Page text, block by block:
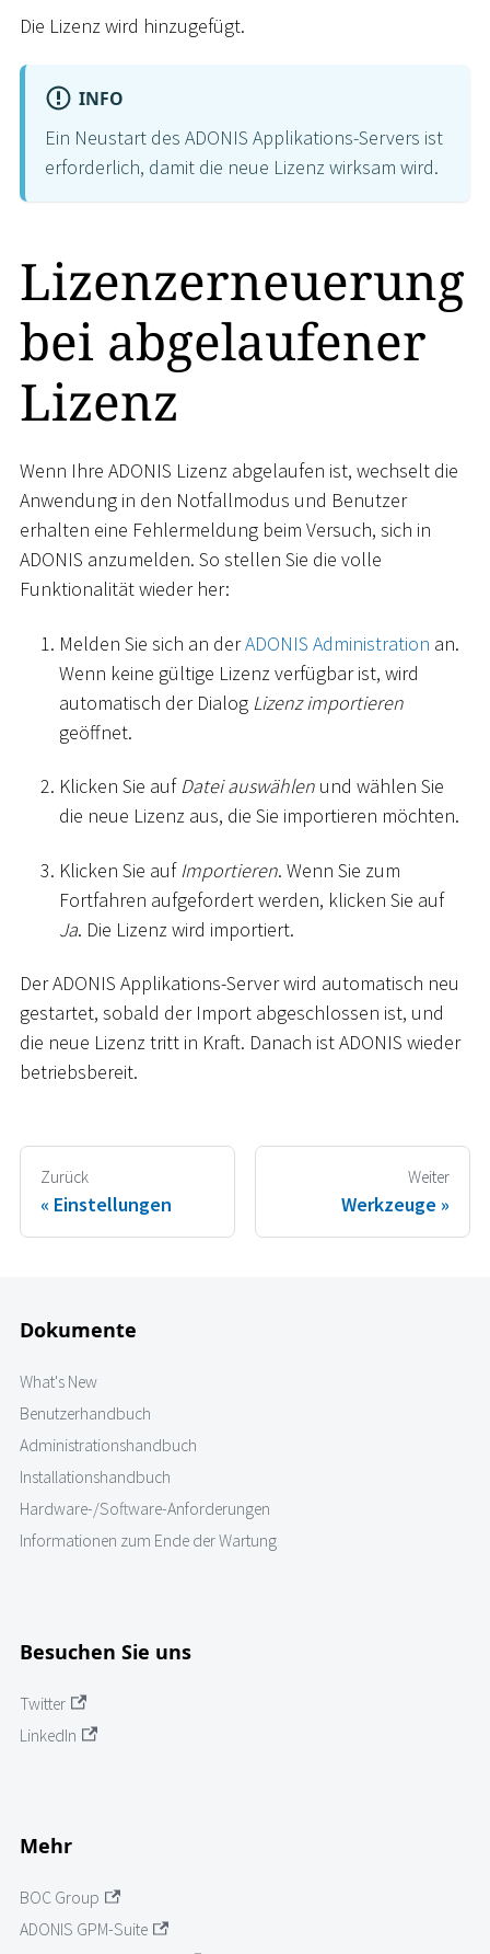
Die Lizenz wird hinzugefügt.
INFO
Ein Neustart des ADONIS Applikations-Servers ist
erforderlich, damit die neue Lizenz wirksam wird.
Lizenzerneuerung
bei abgelaufener
Lizenz
Wenn Ihre ADONIS Lizenz abgelaufen ist, wechselt die
Anwendung in den Notfallmodus und Benutzer
erhalten eine Fehlermeldung beim Versuch, sich in
ADONIS anzumelden. So stellen Sie die volle
Funktionalität wieder her:
Melden Sie sich an derADONIS Administration an.
Wenn keine gültige Lizenz verfügbar ist, wird
automatisch der Dialog Lizenz importieren
geöffnet.
Klicken Sie aufDatei auswählen und wählen Sie
die neue Lizenz aus, die Sie importieren möchten.
Klicken Sie auf Importieren. Wenn Sie zum
Fortfahren aufgefordert werden, klicken Sie auf
Ja. Die Lizenz wird importiert.
Der ADONIS Applikations-Server wird automatisch neu
gestartet, sobald der Import abgeschlossen ist, und
die neue Lizenz tritt in Kraft. Danach ist ADONIS wieder
betriebsbereit.
Zurück
Einstellungen
Weiter
Werkzeuge
Dokumente
What's New
Benutzerhandbuch
Administrationshandbuch
Installationshandbuch
Hardware-/Software-Anforderungen
Informationen zum Ende der Wartung
Besuchen Sie uns
Twitter
LinkedIn
Mehr
BOC Group
ADONIS GPM-Suite